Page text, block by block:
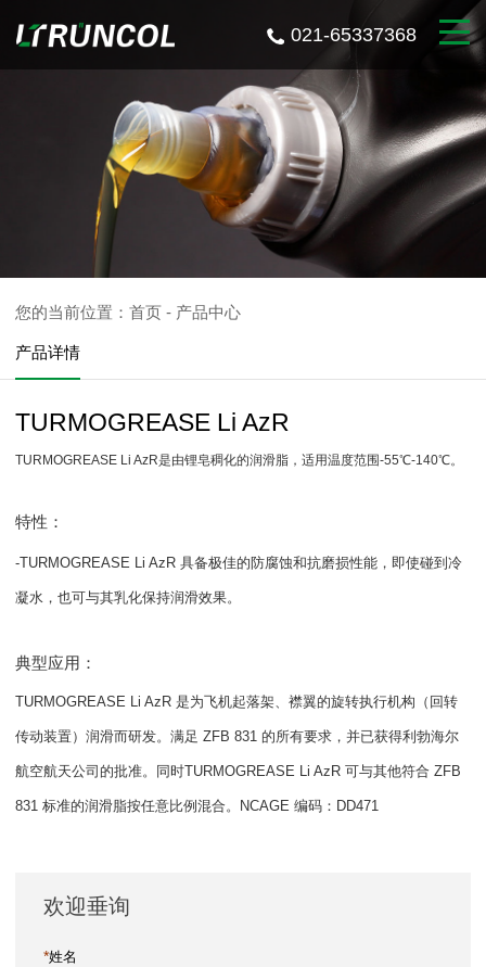
021-65337368
您的当前位置： 首页 - 产品中心
产品详情
TURMOGREASE Li AzR
TURMOGREASE Li AzR是由锂皂稠化的润滑脂，适用温度范围-55℃-140℃。
特性：
-TURMOGREASE Li AzR 具备极佳的防腐蚀和抗磨损性能，即使碰到冷
凝水，也可与其乳化保持润滑效果。
典型应用：
TURMOGREASE Li AzR 是为飞机起落架、襟翼的旋转执行机构（回转
传动装置）润滑而研发。满足 ZFB 831 的所有要求，并已获得利勃海尔
航空航天公司的批准。同时TURMOGREASE Li AzR 可与其他符合 ZFB
831 标准的润滑脂按任意比例混合。NCAGE 编码：DD471
欢迎垂询
*姓名